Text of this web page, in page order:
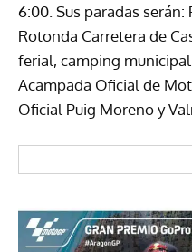
6:00. Sus paradas serán:
Rotonda Carretera de
ferial, camping municipal
Acampada Oficial de
Oficial Puig Moreno y